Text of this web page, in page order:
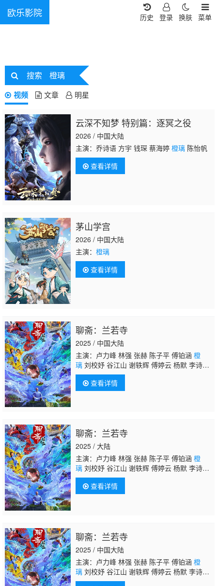
欧乐影院 菜单
换肤
登录
历史
搜索 橙璃
视频 文章 明星
云深不知梦 特别篇：逐冥之役
2026 / 中国大陆
主演：乔诗语 方宇 钱琛 蔡海婷 橙璃陈怡帆
查看详情
茅山学宫
2026 / 中国大陆
主演： 橙璃
查看详情
聊斋：兰若寺
2025 / 中国大陆
主演：卢力峰 林强 张赫 陈子平 傅铂涵 橙
璃刘校妤 谷江山 谢轶辉 傅婷云 杨默 李诗
萌 孙路路
查看详情
聊斋：兰若寺
2025 / 大陆
主演：卢力峰 林强 张赫 陈子平 傅铂涵 橙
璃刘校妤 谷江山 谢轶辉 傅婷云 杨默 李诗
萌 孙路路
查看详情
聊斋：兰若寺
2025 / 中国大陆
主演：卢力峰 林强 张赫 陈子平 傅铂涵 橙
璃刘校妤 谷江山 谢轶辉 傅婷云 杨默 李诗
萌 孙路路